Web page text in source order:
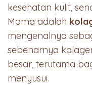
kesehatan kulit,
Mama adalah
mengenalnya
sebenarnya
besar, terutama
menyusui.